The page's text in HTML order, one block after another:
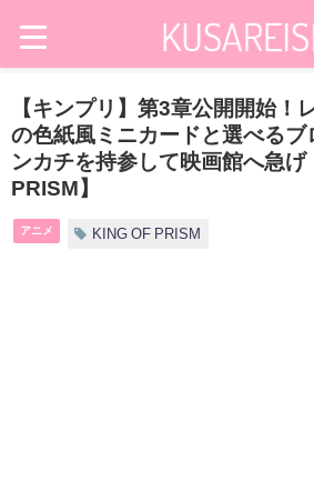
【キンプリ】第3章公開開始！
の色紙風ミニカードと選べるブ
ンカチを持参して映画館へ急げ
PRISM】
アニメ KING OF PRISM